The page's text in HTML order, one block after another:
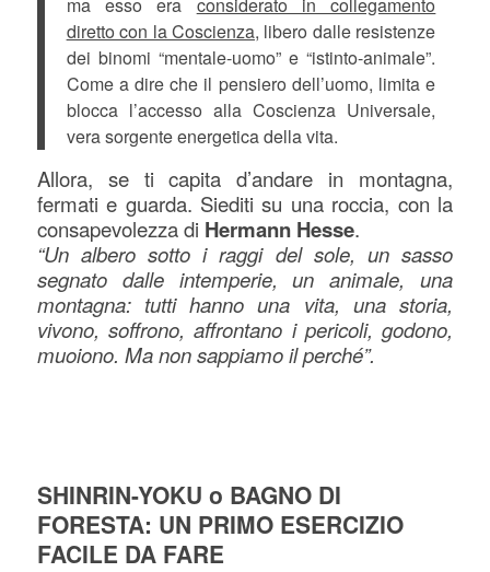
diretto con la Coscienza, libero dalle resistenze
dei binomi “mentale-uomo” e “istinto-animale”.
Come a dire che il pensiero dell’uomo, limita e
blocca l’accesso alla Coscienza Universale,
vera sorgente energetica della vita.
Allora, se ti capita d’andare in montagna,
fermati e guarda. Siediti su una roccia, con la
consapevolezza di Hermann Hesse.
“Un albero sotto i raggi del sole, un sasso
segnato dalle intemperie, un animale, una
montagna: tutti hanno una vita, una storia,
vivono, soffrono, affrontano i pericoli, godono,
muoiono. Ma non sappiamo il perché”.
SHINRIN-YOKU o BAGNO DI
FORESTA: UN PRIMO ESERCIZIO
FACILE DA FARE